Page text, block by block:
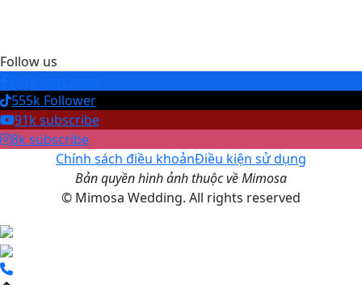
Follow us
555k Follower
91k subscribe
8k subscribe
Chính sách điều khoảnĐiều kiện sử dụng
Bản quyền hình ảnh thuộc về Mimosa
© Mimosa Wedding. All rights reserved